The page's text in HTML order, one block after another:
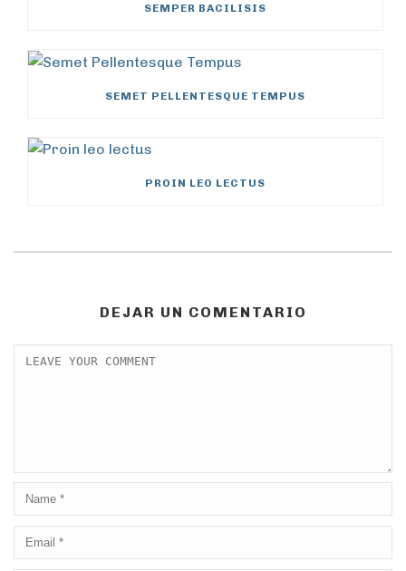
SEMPER BACILISIS
SEMET PELLENTESQUE TEMPUS
PROIN LEO LECTUS
DEJAR UN COMENTARIO